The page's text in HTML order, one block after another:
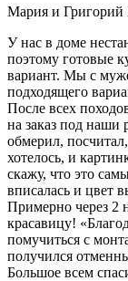
Мария и Григорий
У нас в доме
поэтому готовые
вариант. Мы с
подходящего
После всех
на заказ под наши
обмерил,
хотелось, и
скажу, что это
вписалась и цвет
Примерно через 2
красавицу!
помучиться с
получился
Большое всем